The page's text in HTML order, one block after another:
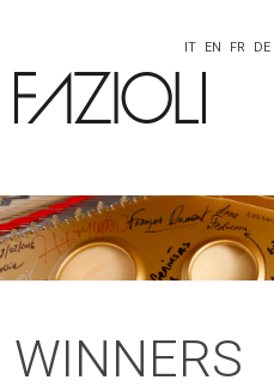
IT EN FR DE
WINNERS